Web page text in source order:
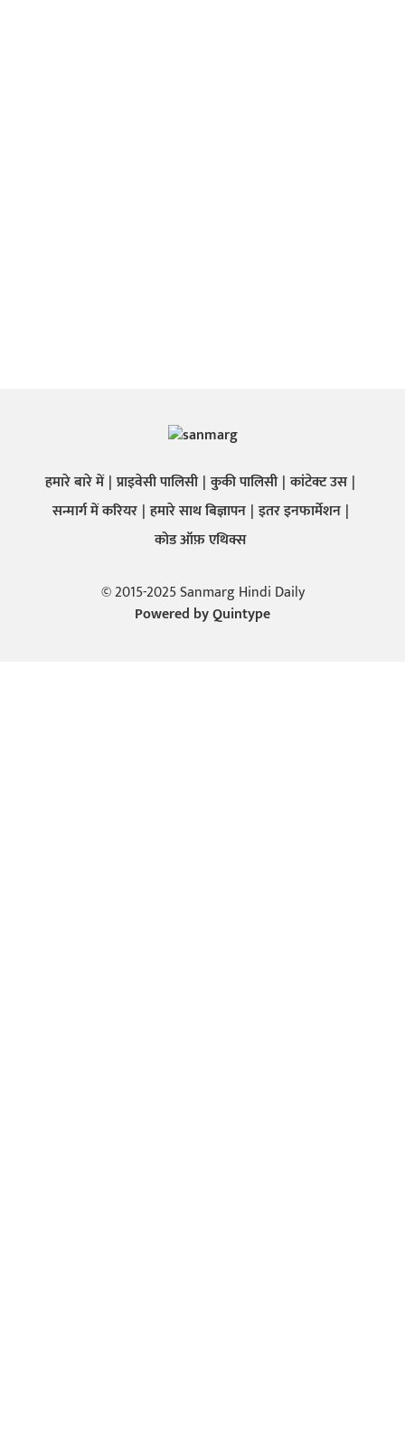
हमारे बारे में प्राइवेसी पालिसी कुकी पालिसी कांटेक्ट उस
सन्मार्ग में करियर हमारे साथ बिज्ञापन इतर इनफार्मेशन
कोड ऑफ़ एथिक्स
© 2015-2025 Sanmarg Hindi Daily
Powered byQuintype